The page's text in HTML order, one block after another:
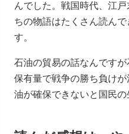
んでした。戦国時代、江
ちの物語はたくさん読ん
す。
石油の貿易の話なんです
保有量で戦争の勝ち負け
油が確保できないと国民